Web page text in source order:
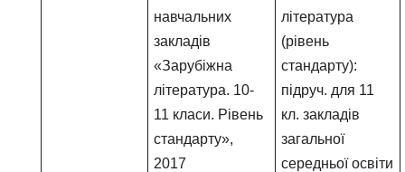
навчальних
закладів
«Зарубіжна
література. 10-
11 класи. Рівень
стандарту»,
2017
література
(рівень
стандарту):
підруч. для 11
кл. закладів
загальної
середньої освіти